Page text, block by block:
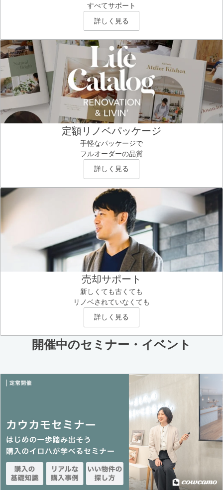
すべてサポート
詳しく見る
定額リノベパッケージ
手軽なパッケージで
フルオーダーの品質
詳しく見る
売却サポート
新しくても古くても
リノベされていなくても
詳しく見る
開催中のセミナー・イベント